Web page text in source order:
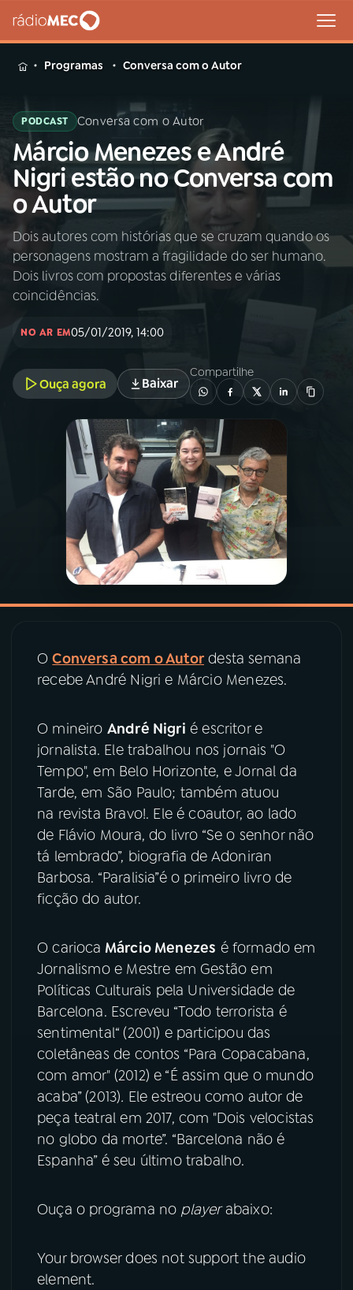
MENU
Buscar
na
Rádio
MEC
Buscar
Início AO VIVO
INÍCIO
02A RÁDIO
03PROGRAMAÇÃO
PROGRAMAS
PODCASTS
VIDEOCASTS
PRÊMIO RÁDIO MEC
Instagram X
TikTok
Programas Conversa com o Autor
PODCAST Conversa com o Autor
Márcio Menezes e André
Nigri estão no Conversa com
o Autor
Dois autores com histórias que se cruzam quando os
personagens mostram a fragilidade do ser humano.
Dois livros com propostas diferentes e várias
coincidências.
NO AR EM05/01/2019, 14:00
Ouça agora Baixar
Compartilhe
OConversa com o Autordesta semana
recebe André Nigri e Márcio Menezes.
O mineiro André Nigri é escritor e
jornalista. Ele trabalhou nos jornais "O
Tempo", em Belo Horizonte, e Jornal da
Tarde, em São Paulo; também atuou
na revista Bravo!. Ele é coautor, ao lado
de Flávio Moura, do livro “Se o senhor não
tá lembrado”, biografia de Adoniran
Barbosa. “Paralisia”é o primeiro livro de
ficção do autor.
O carioca Márcio Menezes é formado em
Jornalismo e Mestre em Gestão em
Políticas Culturais pela Universidade de
Barcelona. Escreveu “Todo terrorista é
sentimental“ (2001) e participou das
coletâneas de contos “Para Copacabana,
com amor" (2012) e “É assim que o mundo
acaba” (2013). Ele estreou como autor de
peça teatral em 2017, com "Dois velocistas
no globo da morte”. “Barcelona não é
Espanha” é seu último trabalho.
Ouça o programa no playerabaixo:
Your browser does not support the audio
element.